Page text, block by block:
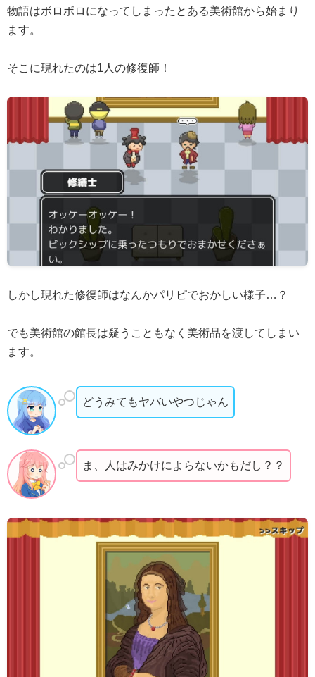
物語はボロボロになってしまったとある美術館から始まり
ます。
そこに現れたのは1人の修復師！
しかし現れた修復師はなんかパリピでおかしい様子…？
でも美術館の館長は疑うこともなく美術品を渡してしまい
ます。
どうみてもヤバいやつじゃん
ま、人はみかけによらないかもだし？？